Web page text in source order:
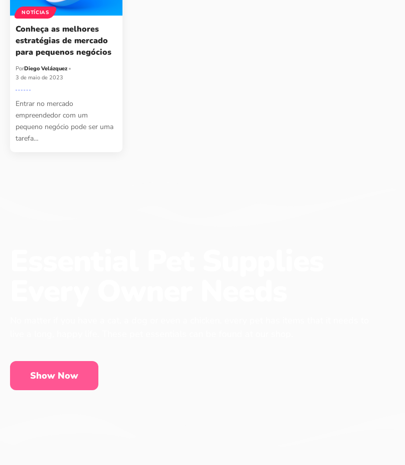
NOTÍCIAS
Conheça as melhores
estratégias de mercado
para pequenos negócios
PorDiego Velázquez
3 de maio de 2023
Entrar no mercado
empreendedor com um
pequeno negócio pode ser uma
tarefa…
Show Now